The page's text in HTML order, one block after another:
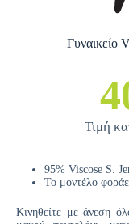
Γυναικείο
Τιμή
95% Viscose S.
Το μοντέλο
Κινηθείτε με άνεση